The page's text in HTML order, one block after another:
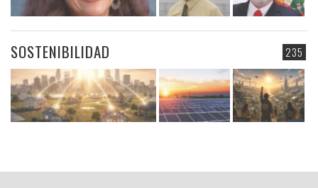
235
SOSTENIBILIDAD